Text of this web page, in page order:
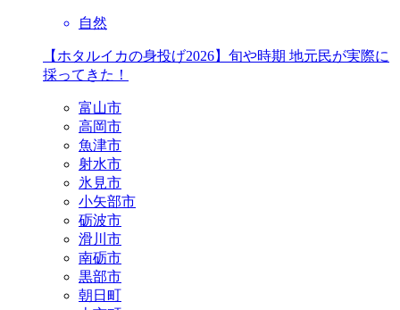
自然
【ホタルイカの身投げ2026】旬や時期 地元民が実際に
採ってきた！
富山市
高岡市
魚津市
射水市
氷見市
小矢部市
砺波市
滑川市
南砺市
黒部市
朝日町